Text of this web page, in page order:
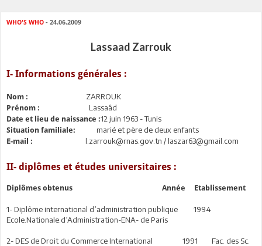
WHO'S WHO - 24.06.2009
Lassaad Zarrouk
I- Informations générales :
Nom : ZARROUK
Prénom : Lassaâd
Date et lieu de naissance :12 juin 1963 - Tunis
Situation familiale: marié et père de deux enfants
E-mail : l.zarrouk@rnas.gov.tn / laszar63@gmail.com
II- diplômes et études universitaires :
Diplômes obtenus Année Etablissement
1- Diplôme international d’administration publique 1994
Ecole.Nationale.d’Administration-ENA- de Paris
2- DES de Droit du Commerce International 1991 Fac. des Sc.